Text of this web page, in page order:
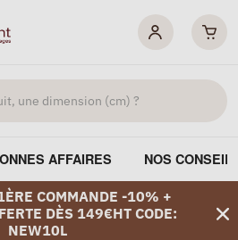
AFFAIRES NOS
COMMANDE -10% +
DÈS 149€HT CODE:
NEW10L